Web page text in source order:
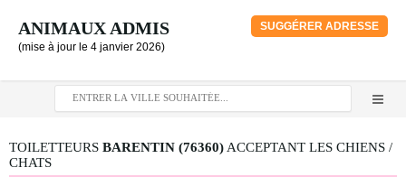
ANIMAUX ADMIS
(mise à jour le 4 janvier 2026)
SUGGÉRER ADRESSE
TOILETTEURS BARENTIN (76360) ACCEPTANT LES CHIENS /
CHATS